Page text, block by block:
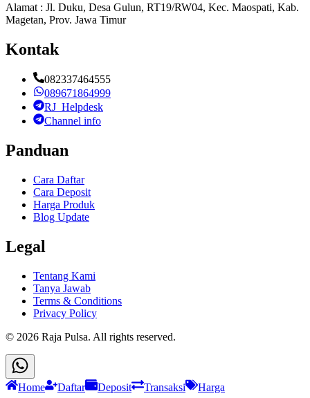
Alamat : Jl. Duku, Desa Gulun, RT19/RW04, Kec. Maospati, Kab.
Magetan, Prov. Jawa Timur
Kontak
082337464555
089671864999
RJ_Helpdesk
Channel info
Panduan
Cara Daftar
Cara Deposit
Harga Produk
Blog Update
Legal
Tentang Kami
Tanya Jawab
Terms & Conditions
Privacy Policy
© 2026 Raja Pulsa. All rights reserved.
Home Daftar Deposit Transaksi Harga